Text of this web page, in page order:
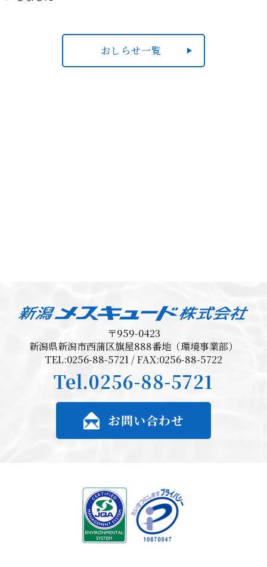
おしらせ一覧
〒959-0423
新潟県新潟市西蒲区旗屋888番地（環境事業部）
TEL:0256-88-5721 / FAX:0256-88-5722
Tel.0256-88-5721
お問い合わせ